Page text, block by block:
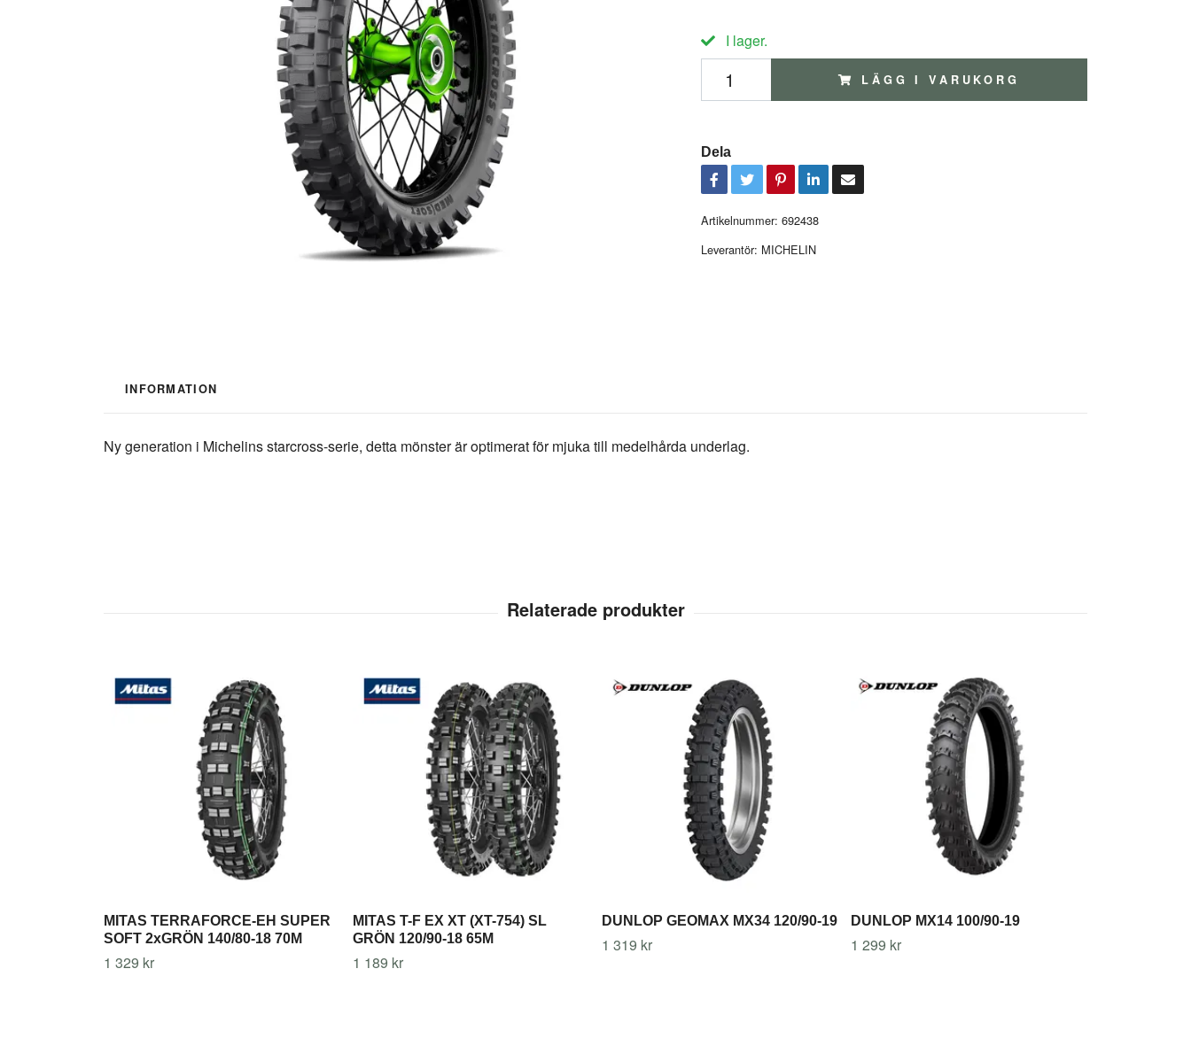
I lager.
LÄGG I VARUKORG
Dela
Artikelnummer: 692438
Leverantör: MICHELIN
INFORMATION
Ny generation i Michelins starcross-serie, detta mönster är optimerat för mjuka till medelhårda underlag.
MITAS TERRAFORCE-EH SUPER
SOFT 2xGRÖN 140/80-18 70M
1 329 kr
MITAS T-F EX XT (XT-754) SL
GRÖN 120/90-18 65M
1 189 kr
DUNLOP GEOMAX MX34 120/90-19
1 319 kr
DUNLOP MX14 100/90-19
1 299 kr